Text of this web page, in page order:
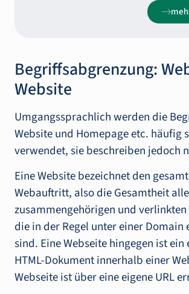
Begriffsabgrenzung:
Website
Umgangssprachlich werden die
Website und Homepage etc. häufig
verwendet, sie beschreiben jedoch
Eine Website bezeichnet den
Webauftritt, also die Gesamtheit
zusammengehörigen und verlinkten
die in der Regel unter einer
sind. Eine Webseite hingegen ist ein
HTML-Dokument innerhalb einer
Webseite ist über eine eigene URL